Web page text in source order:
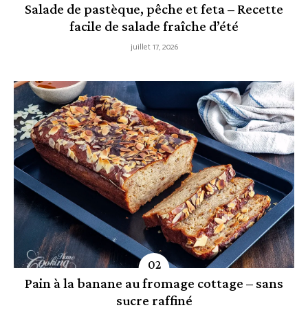
Salade de pastèque, pêche et feta – Recette
facile de salade fraîche d’été
juillet 17, 2026
Pain à la banane au fromage cottage – sans
sucre raffiné